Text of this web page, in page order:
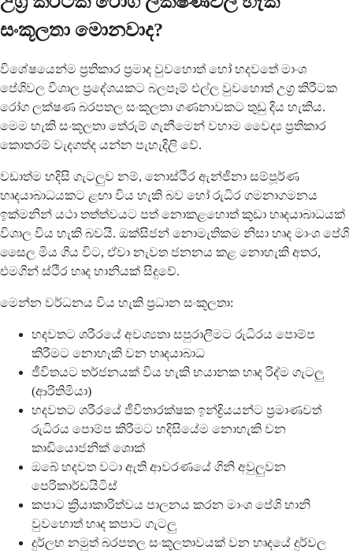
සංකූලතා මොනවාද?
විශේෂයෙන්ම ප්‍රතිකාර ප්‍රමාද වුවහොත් හෝ හදවතේ මාංශ
පේශිවල විශාල ප්‍රදේශයකට බලපෑම් එල්ල වුවහොත් උග්‍ර කිරීටක
රෝග ලක්ෂණ බරපතල සංකූලතා ගණනාවකට තුඩු දිය හැකිය.
මෙම හැකි සංකූලතා තේරුම් ගැනීමෙන් වහාම වෛද්‍ය ප්‍රතිකාර
කොතරම් වැදගත්ද යන්න පැහැදිලි වේ.
වඩාත්ම හදිසි ගැටලුව නම්, නොස්ථිර ඇන්ජිනා සම්පූර්ණ
හෘදයාබාධයකට ළඟා විය හැකි බව හෝ රුධිර ගමනාගමනය
ඉක්මනින් යථා තත්ත්වයට පත් නොකළහොත් කුඩා හෘදයාබාධයක්
විශාල විය හැකි බවයි. ඔක්සිජන් නොමැතිකම නිසා හෘද මාංශ පේශි
සෛල මිය ගිය විට, ඒවා නැවත ජනනය කළ නොහැකි අතර,
එමගින් ස්ථිර හෘද හානියක් සිදුවේ.
මෙන්න වර්ධනය විය හැකි ප්‍රධාන සංකූලතා:
හදවතට ශරීරයේ අවශ්‍යතා සපුරාලීමට රුධිරය පොම්ප
කිරීමට නොහැකි වන හෘදයාබාධ
ජීවිතයට තර්ජනයක් විය හැකි භයානක හෘද රිද්ම ගැටලු
(ආරිතිමියා)
හදවතට ශරීරයේ ජීවිතාරක්ෂක ඉන්ද්‍රියයන්ට ප්‍රමාණවත්
රුධිරය පොම්ප කිරීමට හදිසියේම නොහැකි වන
කාඩියොජනික් ශොක්
ඔබේ හදවත වටා ඇති ආවරණයේ ගිනි අවුලුවන
පෙරිකාර්ඩයිටිස්
කපාට ක්‍රියාකාරිත්වය පාලනය කරන මාංශ පේශි හානි
වුවහොත් හෘද කපාට ගැටලු
දුර්ලභ නමුත් බරපතල සංකූලතාවයක් වන හෘදයේ දුර්වල